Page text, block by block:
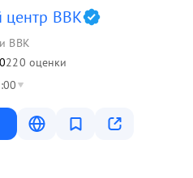
BBK
BBK
220 оценки